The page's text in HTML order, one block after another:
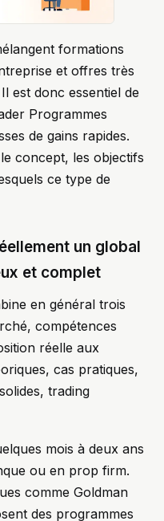
formations
et offres très
est donc essentiel de
Programmes
de gains rapides.
concept, les objectifs
ce type de
un global
et complet
en général trois
compétences
réelle aux
cas pratiques,
trading
mois à deux ans
ou en prop firm.
comme Goldman
des programmes